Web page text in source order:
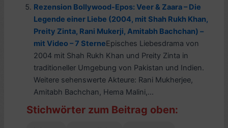
Rezension Bollywood-Epos: Veer & Zaara – Die
Legende einer Liebe (2004, mit Shah Rukh Khan,
Preity Zinta, Rani Mukerji, Amitabh Bachchan) –
mit Video – 7 SterneEpisches Liebesdrama von
2004 mit Shah Rukh Khan und Preity Zinta in
traditioneller Umgebung von Pakistan und Indien.
Weitere sehenswerte Akteure: Rani Mukherjee,
Amitabh Bachchan, Hema Malini,...
Stichwörter zum Beitrag oben: